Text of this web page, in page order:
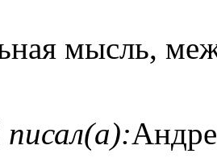
мысль,
писал(а):